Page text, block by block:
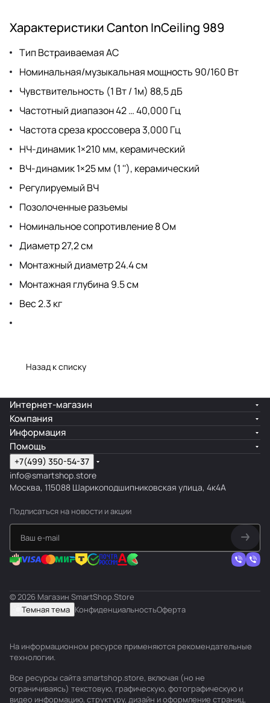
Характеристики Canton InCeiling 989
Тип Встраиваемая АС
Номинальная/музыкальная мощность 90/160 Вт
Чувствительность (1 Вт / 1м) 88,5 дБ
Частотный диапазон 42 … 40,000 Гц
Частота среза кроссовера 3,000 Гц
НЧ-динамик 1×210 мм, керамический
ВЧ-динамик 1×25 мм (1 ''), керамический
Регулируемый ВЧ
Позолоченные разъемы
Номинальное сопротивление 8 Ом
Диаметр 27,2 см
Монтажный диаметр 24.4 см
Монтажная глубина 9.5 см
Вес 2.3 кг
Назад к списку
Интернет-магазин
Компания
Информация
Помощь
+7(499) 350-54-37
info@smartshop.store
Москва, 115088 Шарикоподшипниковская улица, 4к4А
Подписаться на новости и акции
© 2026 Магазин SmartShop.Store
Темная тема КонфиденциальностьОферта
На информационном ресурсе применяются рекомендательные
технологии.
Все ресурсы сайта smartshop.store, включая (но не
ограничиваясь) текстовую, графическую, фотографическую и
видео информацию, структуру, дизайн и оформление страниц,